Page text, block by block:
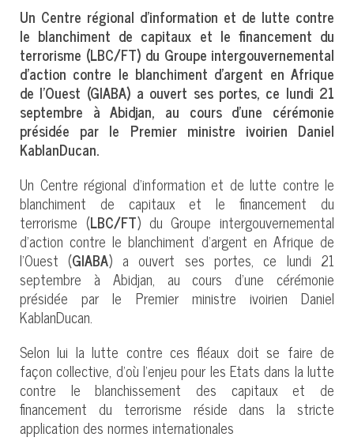
Un Centre régional d’information et de lutte contre
le blanchiment de capitaux et le financement du
terrorisme (LBC/FT) du Groupe intergouvernemental
d'action contre le blanchiment d'argent en Afrique
de l'Ouest (GIABA) a ouvert ses portes, ce lundi 21
septembre à Abidjan, au cours d’une cérémonie
présidée par le Premier ministre ivoirien Daniel
KablanDucan.
Un Centre régional d’information et de lutte contre le
blanchiment de capitaux et le financement du
terrorisme (LBC/FT) du Groupe intergouvernemental
d'action contre le blanchiment d'argent en Afrique de
l'Ouest (GIABA) a ouvert ses portes, ce lundi 21
septembre à Abidjan, au cours d’une cérémonie
présidée par le Premier ministre ivoirien Daniel
KablanDucan.
Selon lui la lutte contre ces fléaux doit se faire de
façon collective, d’où l'enjeu pour les Etats dans la lutte
contre le blanchissement des capitaux et de
financement du terrorisme réside dans la stricte
application des normes internationales